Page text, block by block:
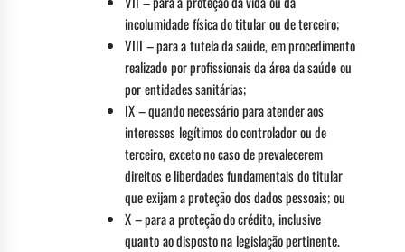
incolumidade física do titular ou de terceiro;
VIII – para a tutela da saúde, em procedimento
realizado por profissionais da área da saúde ou
por entidades sanitárias;
IX – quando necessário para atender aos
interesses legítimos do controlador ou de
terceiro, exceto no caso de prevalecerem
direitos e liberdades fundamentais do titular
que exijam a proteção dos dados pessoais; ou
X – para a proteção do crédito, inclusive
quanto ao disposto na legislação pertinente.